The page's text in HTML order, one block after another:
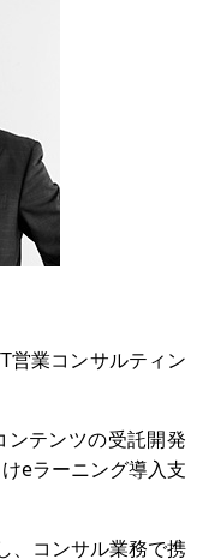
営業コンサルティン
テンツの受託開発
eラーニング導入支
、コンサル業務で携